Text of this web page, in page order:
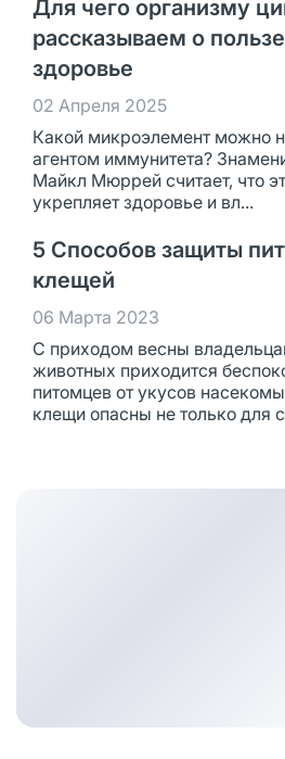
Для чего организму
рассказываем о
здоровье
02 Апреля 2025
Какой микроэлемент можно
агентом иммунитета?
Майкл Мюррей считает, что
укрепляет здоровье и вл...
5 Способов защиты
клещей
06 Марта 2023
С приходом весны
животных приходится
питомцев от укусов
клещи опасны не только для